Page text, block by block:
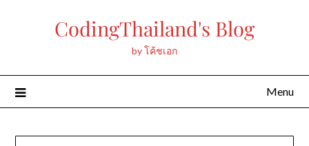
CodingThailand's Blog
by โค้ชเอก
Menu